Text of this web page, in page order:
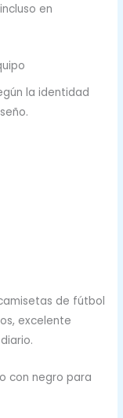
en
la identidad
de fútbol
excelente
con negro para